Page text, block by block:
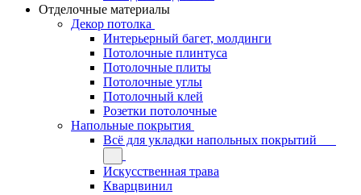
Отделочные материалы
Декор потолка
Интерьерный багет, молдинги
Потолочные плинтуса
Потолочные плиты
Потолочные углы
Потолочный клей
Розетки потолочные
Напольные покрытия
Всё для укладки напольных покрытий
Искусственная трава
Кварцвинил